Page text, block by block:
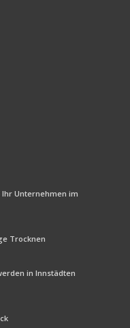
Unternehmen im
Trocknen
in Innstädten